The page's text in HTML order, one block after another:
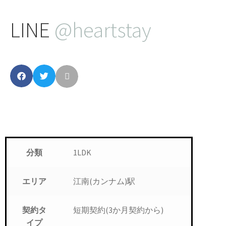
LINE @heartstay
分類 1LDK
エリア 江南(カンナム)駅
契約タ
イプ
短期契約(3か月契約から)